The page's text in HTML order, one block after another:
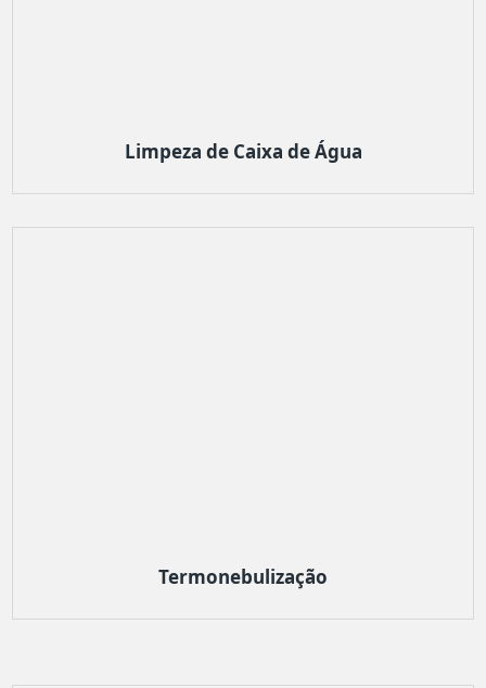
Limpeza de Caixa de Água
Termonebulização